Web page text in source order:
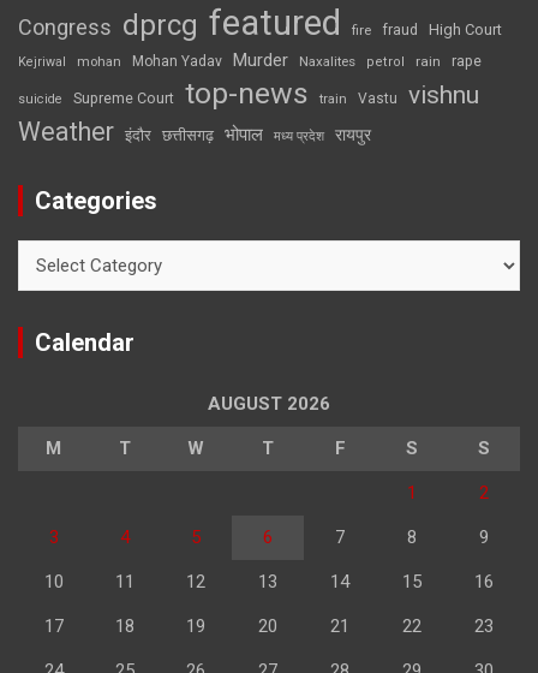
Congress dprcg featured fire fraud High Court
Kejriwal mohan Mohan Yadav Murder Naxalites petrol rain rape
suicide Supreme Court top-news train Vastu vishnu
Weather इंदौर छत्तीसगढ़ भोपाल मध्य प्रदेश रायपुर
Categories
Calendar
AUGUST 2026
M T W T F S S
1 2
3 4 5 6 7 8 9
10 11 12 13 14 15 16
17 18 19 20 21 22 23